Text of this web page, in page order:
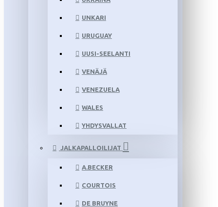
UNKARI
URUGUAY
UUSI-SEELANTI
VENÄJÄ
VENEZUELA
WALES
YHDYSVALLAT
JALKAPALLOILIJAT
A.BECKER
COURTOIS
DE BRUYNE